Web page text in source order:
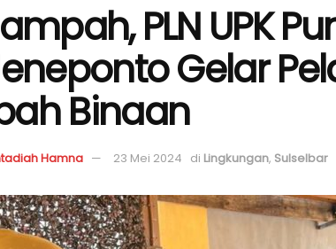
PLN UPK
Gelar
Binaan
Hamna 23 Mei 2024 di Lingkungan, Sulselbar